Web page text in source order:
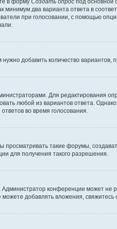
в форму Создать опрос под основной
два варианта ответа в
при голосовании, с помощью
добавить количество
Для редактирования
любой из вариантов ответа.
во время голосования.
такие форумы,
для получения такого разрешения.
конференции может
добавлять вложения,